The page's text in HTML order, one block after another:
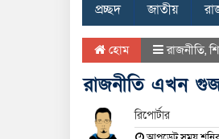
প্রচ্ছদ জাতীয়
হোম রাজনীতি,
রাজনীতি এখন
রিপোর্টার